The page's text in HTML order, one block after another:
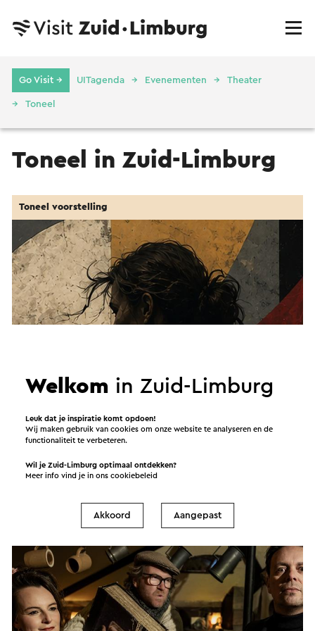
Go Visit → UITagenda Evenementen Theater
Toneel
Toneel in Zuid-Limburg
Auditiedag toneel Pitboel Art School
Toneel voorstelling
29-8-2026
Sittard
Toneel voorstelling
Welkom in Zuid-Limburg
Leuk dat je inspiratie komt opdoen!
Wij maken gebruik van cookies om onze website te analyseren en de
functionaliteit te verbeteren.
Wil je Zuid-Limburg optimaal ontdekken?
Meer info vind je in onscookiebeleid
Akkoord Aangepast